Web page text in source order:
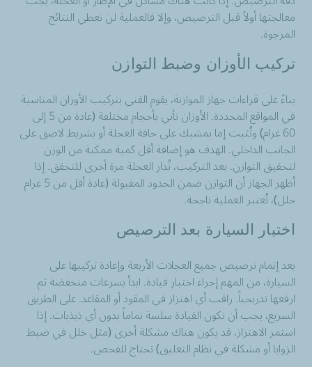
معالجتها أولاً قبل الترصيص، وإلا فالعملية لن تعطي النتائج
المرجوة.
تركيب الأوزان وضبط التوازن
بناءً على قراءات جهاز الموازنة، يقوم الفني بتركيب الأوزان المناسبة
في المواقع المحددة. الأوزان تأتي بأحجام مختلفة (عادة من 5 إلى
60 غرام) وتُثبت إما بمشبك على حافة العجلة أو بشريط لاصق على
الجانب الداخلي. الهدف هو إضافة أقل كمية ممكنة من الوزن
لتحقيق التوازن. بعد التركيب، تُدار العجلة مرة أخرى للتحقق. إذا
أظهر الجهاز أن التوازن ضمن الحدود المقبولة (عادة أقل من 5 غرام
خلل)، تُعتبر العملية ناجحة.
اختبار السيارة بعد الترصيص
بعد إتمام ترصيص جميع العجلات الأربعة وإعادة تركيبها على
السيارة، من المهم إجراء اختبار قيادة. ابدأ بسرعات منخفضة ثم
ارفعها تدريجياً. راقب أي اهتزاز في المقود أو المقاعد. على الطريق
السريع، يجب أن تكون القيادة سلسة تماماً بدون أي ذبذبات. إذا
استمر الاهتزاز، قد يكون هناك مشكلة أخرى (مثل خلل في ضبط
الزوايا أو مشكلة في نظام التعليق) تحتاج للفحص.